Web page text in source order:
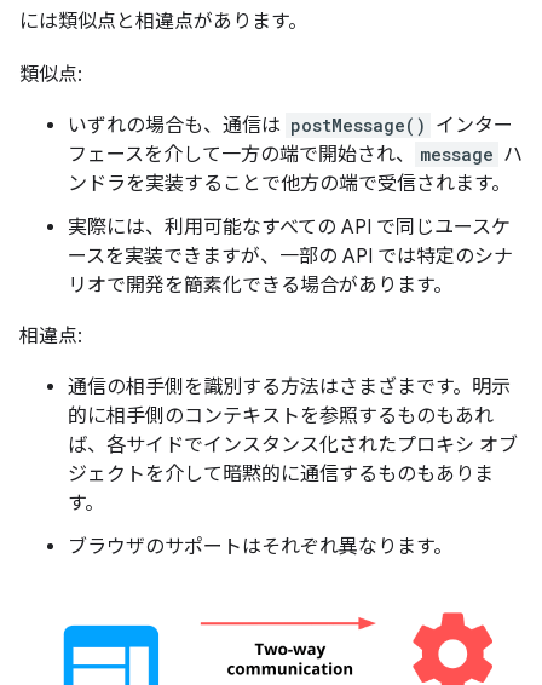
には類似点と相違点があります。
類似点:
いずれの場合も、通信は postMessage() インター
フェースを介して一方の端で開始され、
message ハ
ンドラを実装することで他方の端で受信されます。
実際には、利用可能なすべての API で同じユースケ
ースを実装できますが、一部の API では特定のシナ
リオで開発を簡素化できる場合があります。
相違点:
通信の相手側を識別する方法はさまざまです。明示
的に相手側のコンテキストを参照するものもあれ
ば、各サイドでインスタンス化されたプロキシ オブ
ジェクトを介して暗黙的に通信するものもありま
す。
ブラウザのサポートはそれぞれ異なります。